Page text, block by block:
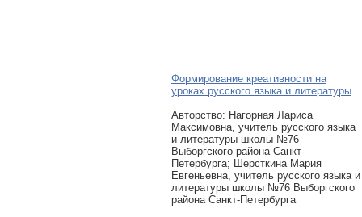
Формирование креативности на
уроках русского языка и литературы
Авторcтво: Нагорная Лариса
Максимовна, учитель русского языка
и литературы школы №76
Выборгского района Санкт-
Петербурга; Шерсткина Мария
Евгеньевна, учитель русского языка и
литературы школы №76 Выборгского
района Санкт-Петербурга